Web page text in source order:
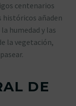
centenarios
históricos añaden
humedad y las
la vegetación,
DE